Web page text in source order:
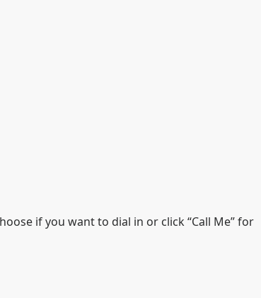
if you want to dial in or click “Call Me” for